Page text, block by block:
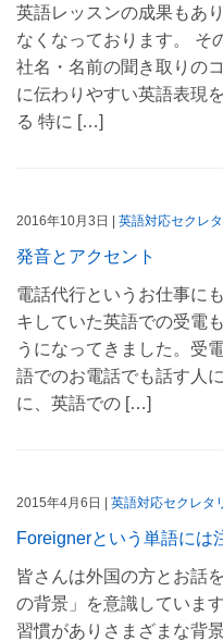
英語レッスンの成果もあ
なくなっております。
社名・名前の聞き取りの
に伝わりやすい英語表現
る 特に […]
2016年10月3日 | 英語対応セクレ
発音とアクセント
電話代行というお仕事に
キしていた英語での受電
うになってきました。受
語でのお電話でも話す人
に、英語での […]
2015年4月6日 | 英語対応セクレタ
Foreignerという単語には
皆さんは外国の方とお話
の背景」を意識していま
習慣がありさまざまな背